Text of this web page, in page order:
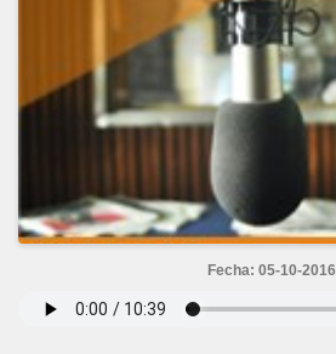
Fecha: 05-10-2016